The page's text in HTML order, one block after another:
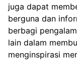
juga dapat
berguna dan
berbagi
lain dalam
menginspirasi